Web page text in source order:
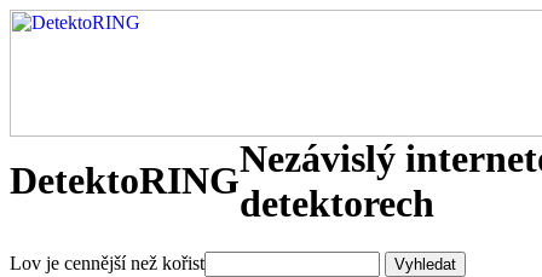
DetektoRINGNezávislý
detektorech
Lov je cennější než kořist